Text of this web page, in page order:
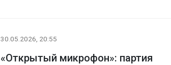
30.05.2026, 20:55
«Открытый микрофон»: партия